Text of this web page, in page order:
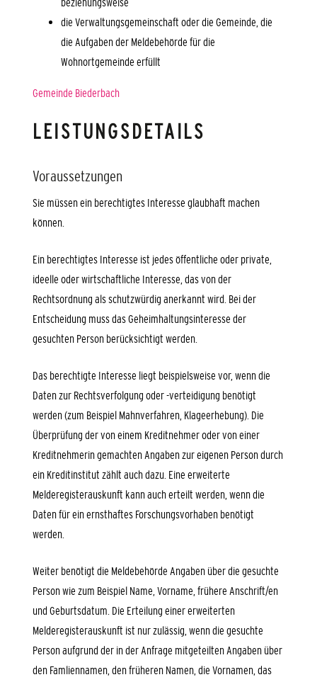
die Verwaltungsgemeinschaft oder die Gemeinde, die
die Aufgaben der Meldebehörde für die
Wohnortgemeinde erfüllt
Gemeinde Biederbach
LEISTUNGSDETAILS
Voraussetzungen
Sie müssen ein berechtigtes Interesse glaubhaft machen
können.
Ein berechtigtes Interesse ist jedes öffentliche oder private,
ideelle oder wirtschaftliche Interesse, das von der
Rechtsordnung als schutzwürdig anerkannt wird. Bei der
Entscheidung muss das Geheimhaltungsinteresse der
gesuchten Person berücksichtigt werden.
Das berechtigte Interesse liegt beispielsweise vor, wenn die
Daten zur Rechtsverfolgung oder -verteidigung benötigt
werden (zum Beispiel Mahnverfahren, Klageerhebung). Die
Überprüfung der von einem Kreditnehmer oder von einer
Kreditnehmerin gemachten Angaben zur eigenen Person durch
ein Kreditinstitut zählt auch dazu. Eine erweiterte
Melderegisterauskunft kann auch erteilt werden, wenn die
Daten für ein ernsthaftes Forschungsvorhaben benötigt
werden.
Weiter benötigt die Meldebehörde Angaben über die gesuchte
Person wie zum Beispiel Name, Vorname, frühere Anschrift/en
und Geburtsdatum. Die Erteilung einer erweiterten
Melderegisterauskunft ist nur zulässig, wenn die gesuchte
Person aufgrund der in der Anfrage mitgeteilten Angaben über
den Famliennamen, den früheren Namen, die Vornamen, das